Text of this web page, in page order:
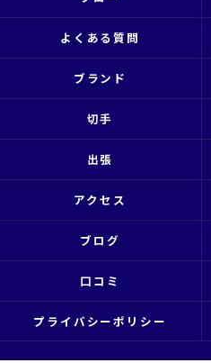
よくある質問
ブランド
切手
出張
アクセス
ブログ
口コミ
プライバシーポリシー